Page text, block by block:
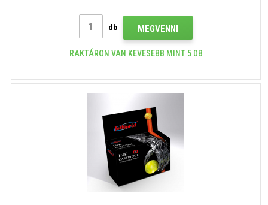
db MEGVENNI
RAKTÁRON VAN KEVESEBB MINT 5 DB